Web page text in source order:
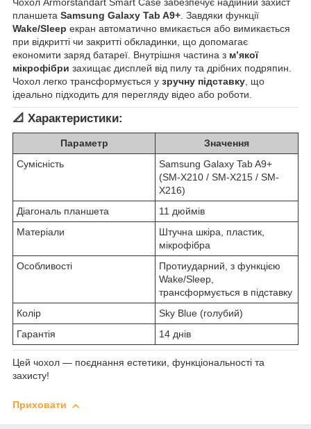
планшета Samsung Galaxy Tab A9+ . Завдяки функції
Wake/Sleep екран автоматично вмикається або вимикається
при відкритті чи закритті обкладинки, що допомагає
економити заряд батареї. Внутрішня частина з м’якої
мікрофібри захищає дисплей від пилу та дрібних подряпин.
Чохол легко трансформується у зручну підставку , що
ідеально підходить для перегляду відео або роботи.
📐 Характеристики:
Параметр
Значення
Сумісність
Samsung Galaxy Tab A9+
(SM-X210 / SM-X215 / SM-
X216)
Діагональ планшета
11 дюймів
Матеріали
Штучна шкіра, пластик,
мікрофібра
Особливості
Протиударний, з функцією
Wake/Sleep,
трансформується в підставку
Колір
Sky Blue (голубий)
Гарантія
14 днів
Цей чохол — поєднання естетики, функціональності та
захисту!
Приховати